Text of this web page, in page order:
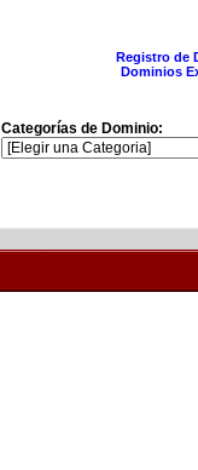
Registro de
Dominios
Categorías de Dominio: